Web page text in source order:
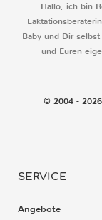
Hallo, ich bin
Baby und Dir
und Euren
© 2004 -
SERVICE
Angebote